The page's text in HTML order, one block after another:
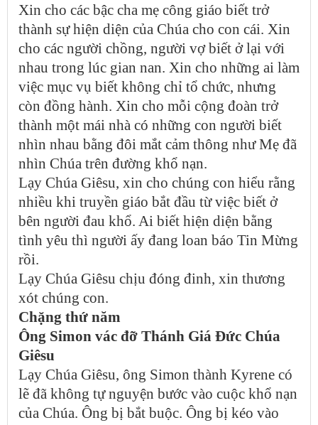
Xin cho các bậc cha mẹ công giáo biết trở
thành sự hiện diện của Chúa cho con cái. Xin
cho các người chồng, người vợ biết ở lại với
nhau trong lúc gian nan. Xin cho những ai làm
việc mục vụ biết không chỉ tổ chức, nhưng
còn đồng hành. Xin cho mỗi cộng đoàn trở
thành một mái nhà có những con người biết
nhìn nhau bằng đôi mắt cảm thông như Mẹ đã
nhìn Chúa trên đường khổ nạn.
Lạy Chúa Giêsu, xin cho chúng con hiểu rằng
nhiều khi truyền giáo bắt đầu từ việc biết ở
bên người đau khổ. Ai biết hiện diện bằng
tình yêu thì người ấy đang loan báo Tin Mừng
rồi.
Lạy Chúa Giêsu chịu đóng đinh, xin thương
xót chúng con.
Chặng thứ năm
Ông Simon vác đỡ Thánh Giá Đức Chúa
Giêsu
Lạy Chúa Giêsu, ông Simon thành Kyrene có
lẽ đã không tự nguyện bước vào cuộc khổ nạn
của Chúa. Ông bị bắt buộc. Ông bị kéo vào